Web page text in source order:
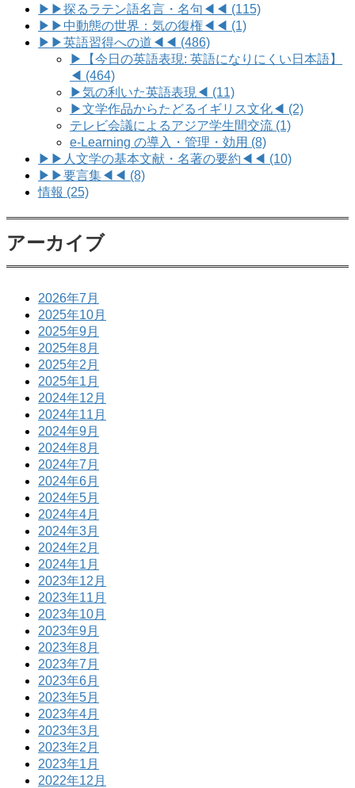
▶▶探るラテン語名言・名句◀◀ (115)
▶▶中動態の世界：気の復権◀◀ (1)
▶▶英語習得への道◀◀ (486)
▶【今日の英語表現: 英語になりにくい日本語】
◀ (464)
▶気の利いた英語表現◀ (11)
▶文学作品からたどるイギリス文化◀ (2)
テレビ会議によるアジア学生間交流 (1)
e-Learning の導入・管理・効用 (8)
▶▶人文学の基本文献・名著の要約◀◀ (10)
▶▶要言集◀◀ (8)
情報 (25)
アーカイブ
2026年7月
2025年10月
2025年9月
2025年8月
2025年2月
2025年1月
2024年12月
2024年11月
2024年9月
2024年8月
2024年7月
2024年6月
2024年5月
2024年4月
2024年3月
2024年2月
2024年1月
2023年12月
2023年11月
2023年10月
2023年9月
2023年8月
2023年7月
2023年6月
2023年5月
2023年4月
2023年3月
2023年2月
2023年1月
2022年12月